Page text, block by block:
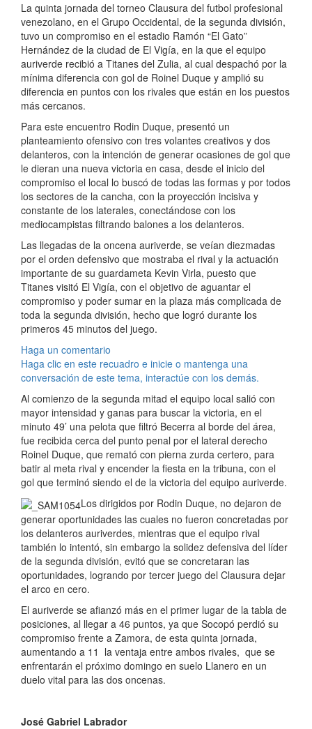
La quinta jornada del torneo Clausura del futbol profesional
venezolano, en el Grupo Occidental, de la segunda división,
tuvo un compromiso en el estadio Ramón “El Gato”
Hernández de la ciudad de El Vigía, en la que el equipo
auriverde recibió a Titanes del Zulia, al cual despachó por la
mínima diferencia con gol de Roinel Duque y amplió su
diferencia en puntos con los rivales que están en los puestos
más cercanos.
Para este encuentro Rodin Duque, presentó un
planteamiento ofensivo con tres volantes creativos y dos
delanteros, con la intención de generar ocasiones de gol que
le dieran una nueva victoria en casa, desde el inicio del
compromiso el local lo buscó de todas las formas y por todos
los sectores de la cancha, con la proyección incisiva y
constante de los laterales, conectándose con los
mediocampistas filtrando balones a los delanteros.
Las llegadas de la oncena auriverde, se veían diezmadas
por el orden defensivo que mostraba el rival y la actuación
importante de su guardameta Kevin Virla, puesto que
Titanes visitó El Vigía, con el objetivo de aguantar el
compromiso y poder sumar en la plaza más complicada de
toda la segunda división, hecho que logró durante los
primeros 45 minutos del juego.
Haga un comentario
Haga clic en este recuadro e inicie o mantenga una
conversación de este tema, interactúe con los demás.
Al comienzo de la segunda mitad el equipo local salió con
mayor intensidad y ganas para buscar la victoria, en el
minuto 49’ una pelota que filtró Becerra al borde del área,
fue recibida cerca del punto penal por el lateral derecho
Roinel Duque, que remató con pierna zurda certero, para
batir al meta rival y encender la fiesta en la tribuna, con el
gol que terminó siendo el de la victoria del equipo auriverde.
Los dirigidos por Rodin Duque, no dejaron de
generar oportunidades las cuales no fueron concretadas por
los delanteros auriverdes, mientras que el equipo rival
también lo intentó, sin embargo la solidez defensiva del líder
de la segunda división, evitó que se concretaran las
oportunidades, logrando por tercer juego del Clausura dejar
el arco en cero.
El auriverde se afianzó más en el primer lugar de la tabla de
posiciones, al llegar a 46 puntos, ya que Socopó perdió su
compromiso frente a Zamora, de esta quinta jornada,
aumentando a 11 la ventaja entre ambos rivales, que se
enfrentarán el próximo domingo en suelo Llanero en un
duelo vital para las dos oncenas.
José Gabriel Labrador